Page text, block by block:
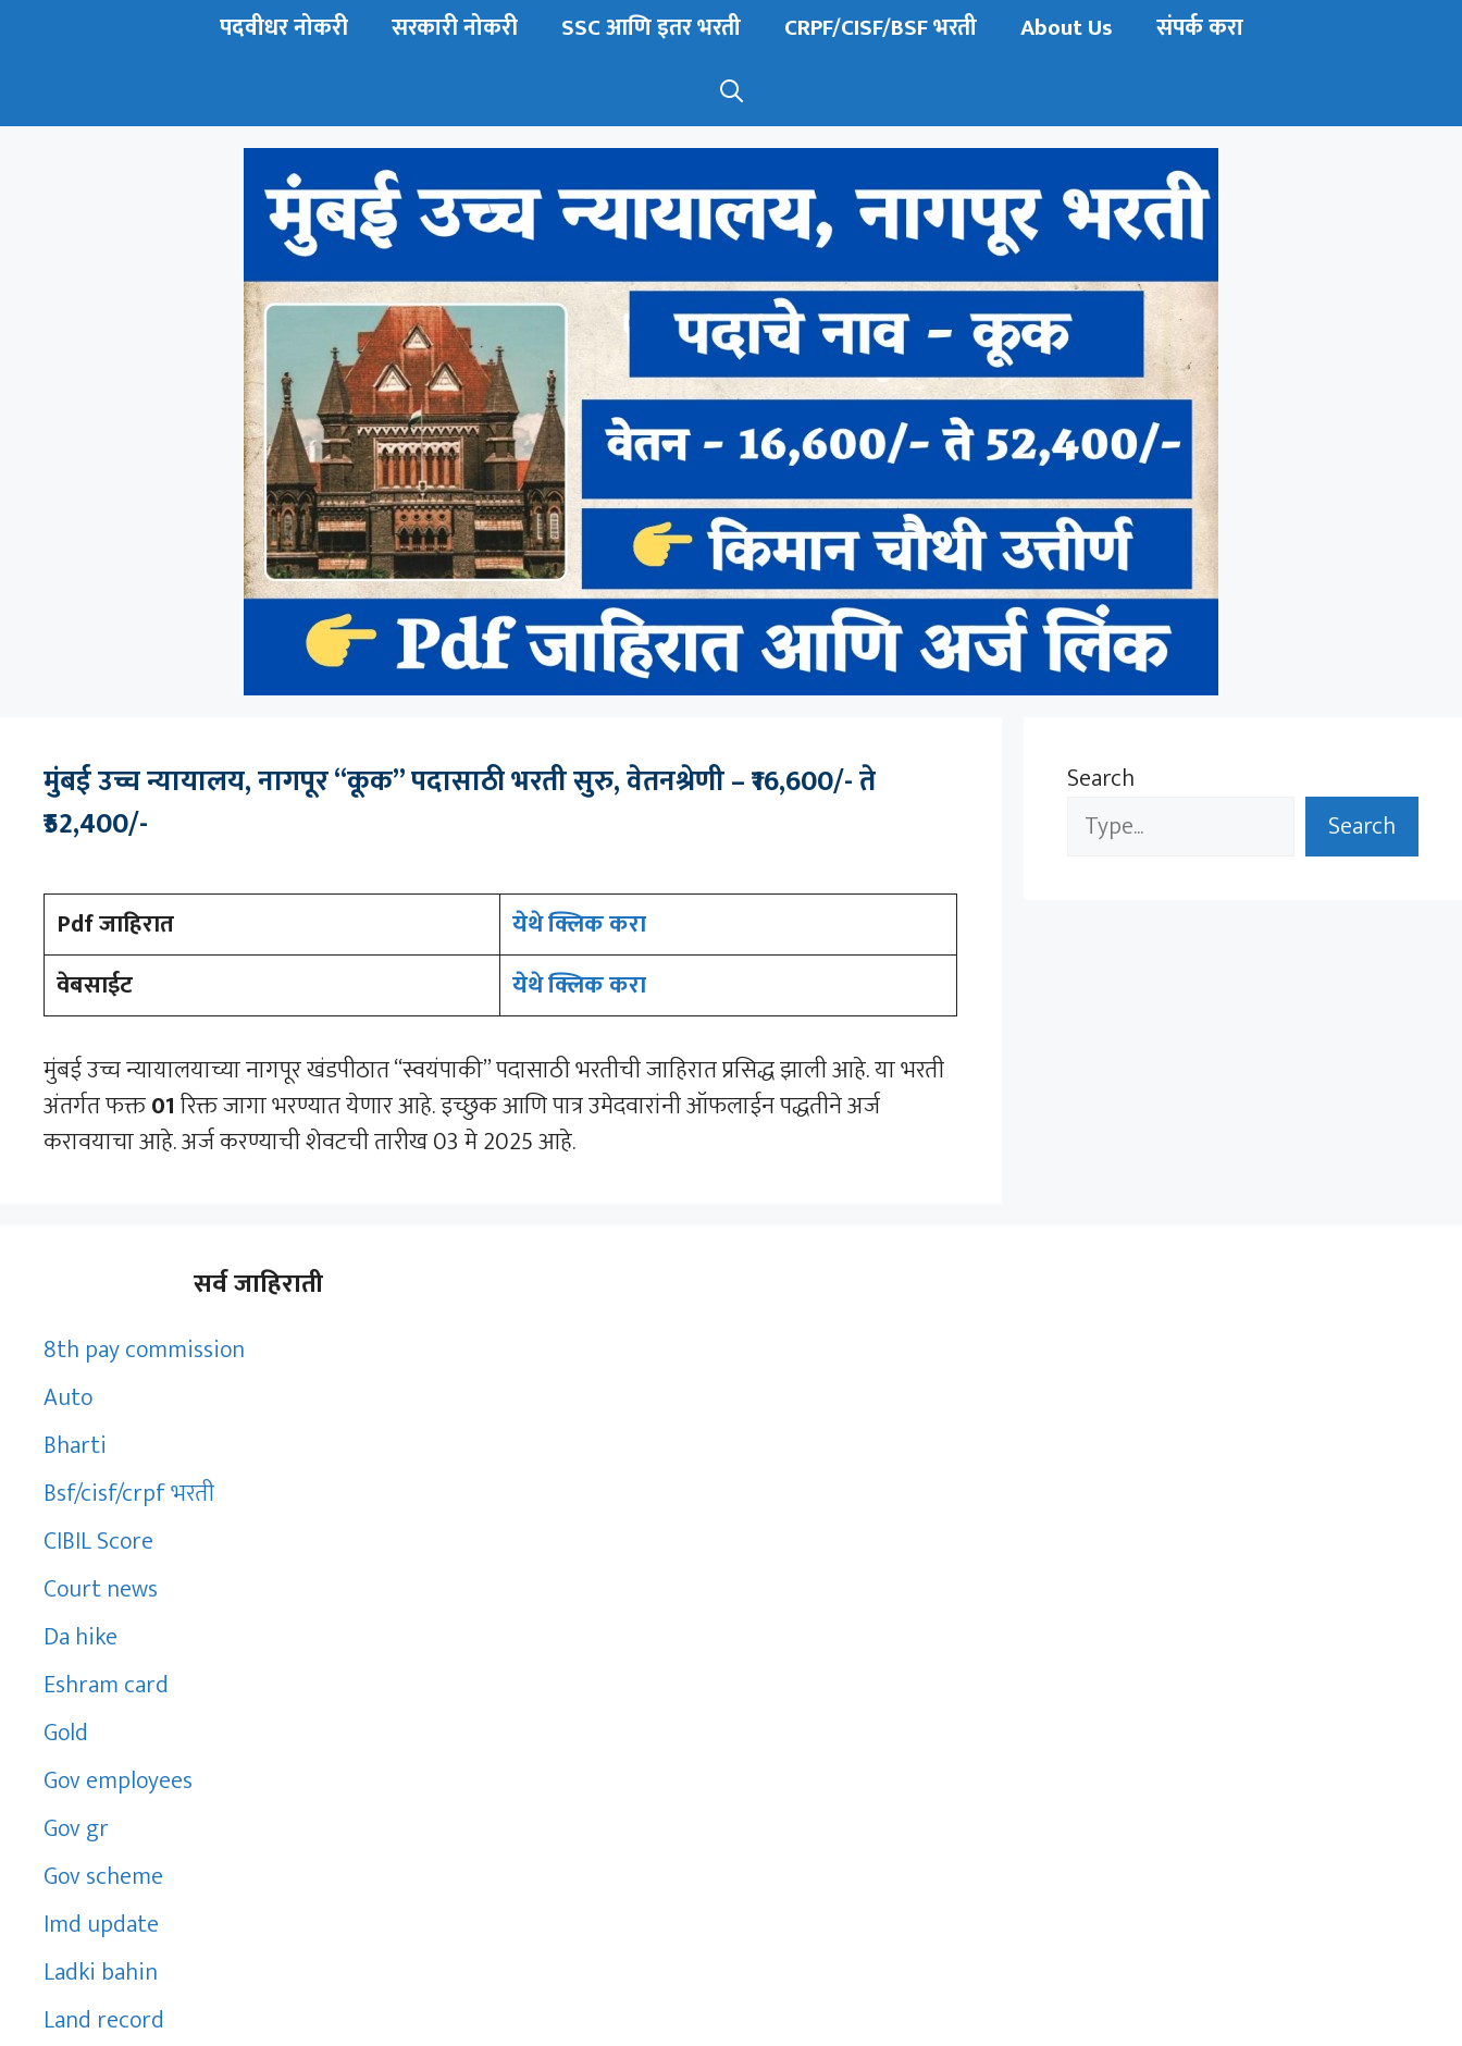
पदवीधर नोकरी
सरकारी नोकरी SSC आणि इतर भरती CRPF/CISF/BSF भरती About Us संपर्क करा
मुंबई उच्च न्यायालय, नागपूर “कूक” पदासाठी भरती सुरु, वेतनश्रेणी – ₹16,600/- ते
₹52,400/-
Pdf जाहिरात
येथे क्लिक करा
वेबसाईट
येथे क्लिक करा
मुंबई उच्च न्यायालयाच्या नागपूर खंडपीठात “स्वयंपाकी” पदासाठी भरतीची जाहिरात प्रसिद्ध झाली आहे. या भरती
अंतर्गत फक्त01रिक्त जागा भरण्यात येणार आहे. इच्छुक आणि पात्र उमेदवारांनी ऑफलाईन पद्धतीने अर्ज
करावयाचा आहे. अर्ज करण्याची शेवटची तारीख 03 मे 2025 आहे.
Search
Search
सर्व जाहिराती
8th pay commission
Auto
Bharti
Bsf/cisf/crpf भरती
CIBIL Score
Court news
Da hike
Eshram card
Gold
Gov employees
Gov gr
Gov scheme
Imd update
Ladki bahin
Land record